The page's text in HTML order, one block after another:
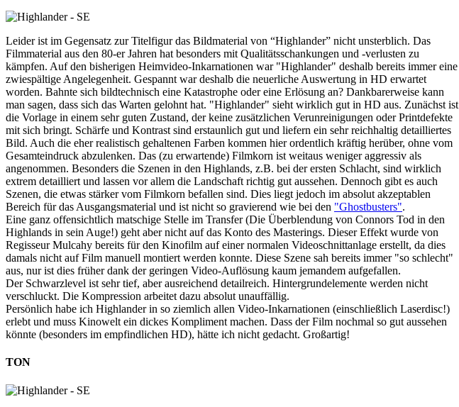
Leider ist im Gegensatz zur Titelfigur das Bildmaterial von “Highlander” nicht unsterblich. Das
Filmmaterial aus den 80-er Jahren hat besonders mit Qualitätsschankungen und -verlusten zu
kämpfen. Auf den bisherigen Heimvideo-Inkarnationen war "Highlander" deshalb bereits immer eine
zwiespältige Angelegenheit. Gespannt war deshalb die neuerliche Auswertung in HD erwartet
worden. Bahnte sich bildtechnisch eine Katastrophe oder eine Erlösung an? Dankbarerweise kann
man sagen, dass sich das Warten gelohnt hat. "Highlander" sieht wirklich gut in HD aus. Zunächst ist
die Vorlage in einem sehr guten Zustand, der keine zusätzlichen Verunreinigungen oder Printdefekte
mit sich bringt. Schärfe und Kontrast sind erstaunlich gut und liefern ein sehr reichhaltig detailliertes
Bild. Auch die eher realistisch gehaltenen Farben kommen hier ordentlich kräftig herüber, ohne vom
Gesamteindruck abzulenken. Das (zu erwartende) Filmkorn ist weitaus weniger aggressiv als
angenommen. Besonders die Szenen in den Highlands, z.B. bei der ersten Schlacht, sind wirklich
extrem detailliert und lassen vor allem die Landschaft richtig gut aussehen. Dennoch gibt es auch
Szenen, die etwas stärker vom Filmkorn befallen sind. Dies liegt jedoch im absolut akzeptablen
Bereich für das Ausgangsmaterial und ist nicht so gravierend wie bei den "Ghostbusters".
Eine ganz offensichtlich matschige Stelle im Transfer (Die Überblendung von Connors Tod in den
Highlands in sein Auge!) geht aber nicht auf das Konto des Masterings. Dieser Effekt wurde von
Regisseur Mulcahy bereits für den Kinofilm auf einer normalen Videoschnittanlage erstellt, da dies
damals nicht auf Film manuell montiert werden konnte. Diese Szene sah bereits immer "so schlecht"
aus, nur ist dies früher dank der geringen Video-Auflösung kaum jemandem aufgefallen.
Der Schwarzlevel ist sehr tief, aber ausreichend detailreich. Hintergrundelemente werden nicht
verschluckt. Die Kompression arbeitet dazu absolut unauffällig.
Persönlich habe ich Highlander in so ziemlich allen Video-Inkarnationen (einschließlich Laserdisc!)
erlebt und muss Kinowelt ein dickes Kompliment machen. Dass der Film nochmal so gut aussehen
könnte (besonders im empfindlichen HD), hätte ich nicht gedacht. Großartig!
TON